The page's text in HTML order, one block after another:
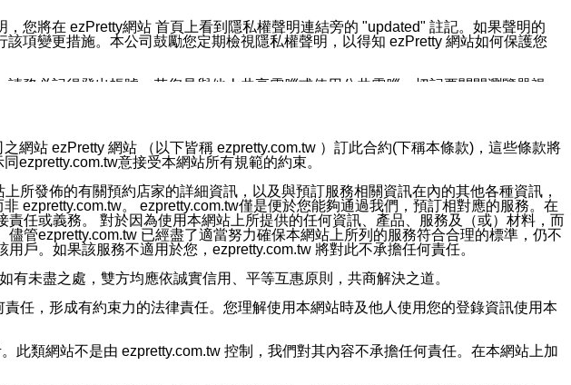
您將在 ezPretty網站 首頁上看到隱私權聲明連結旁的 "updated" 註記。如果聲明的
項變更措施。本公司鼓勵您定期檢視隱私權聲明，以得知 ezPretty 網站如何保護您
務必記得登出帳號。若您是與他人共享電腦或使用公共電腦，切記要關閉瀏覽器視
郵件供您參考。您能依照該資料或電子郵件所指示之方法、說明或功能連結，隨時
型訊息。
送。滿足以下三個條件者，將可收到通知型訊息。
站 ezPretty 網站 （以下皆稱 ezpretty.com.tw ）訂此合約(下稱本條款)，這些條款將
ezpretty.com.tw意接受本網站所有規範的約束。
所發佈的有關預約店家的詳細資訊，以及與預訂服務相關資訊在內的其他各種資訊，
ezpretty.com.tw。 ezpretty.com.tw僅是便於您能夠通過我們，預訂相對應的服務。在
任或義務。 對於因為使用本網站上所提供的任何資訊、產品、服務及（或）材料，而
管ezpretty.com.tw 已經盡了適當努力確保本網站上所列的服務符合合理的標準，仍不
戶。如果該服務不適用於您，ezpretty.com.tw 將對此不承擔任何責任。
未盡之處，雙方均應依誠實信用、平等互惠原則，共商解決之道。
任，形成有約束力的法律責任。您理解使用本網站時及他人使用您的登錄資訊使用本
類網站不是由 ezpretty.com.tw 控制，我們對其內容不承擔任何責任。在本網站上加